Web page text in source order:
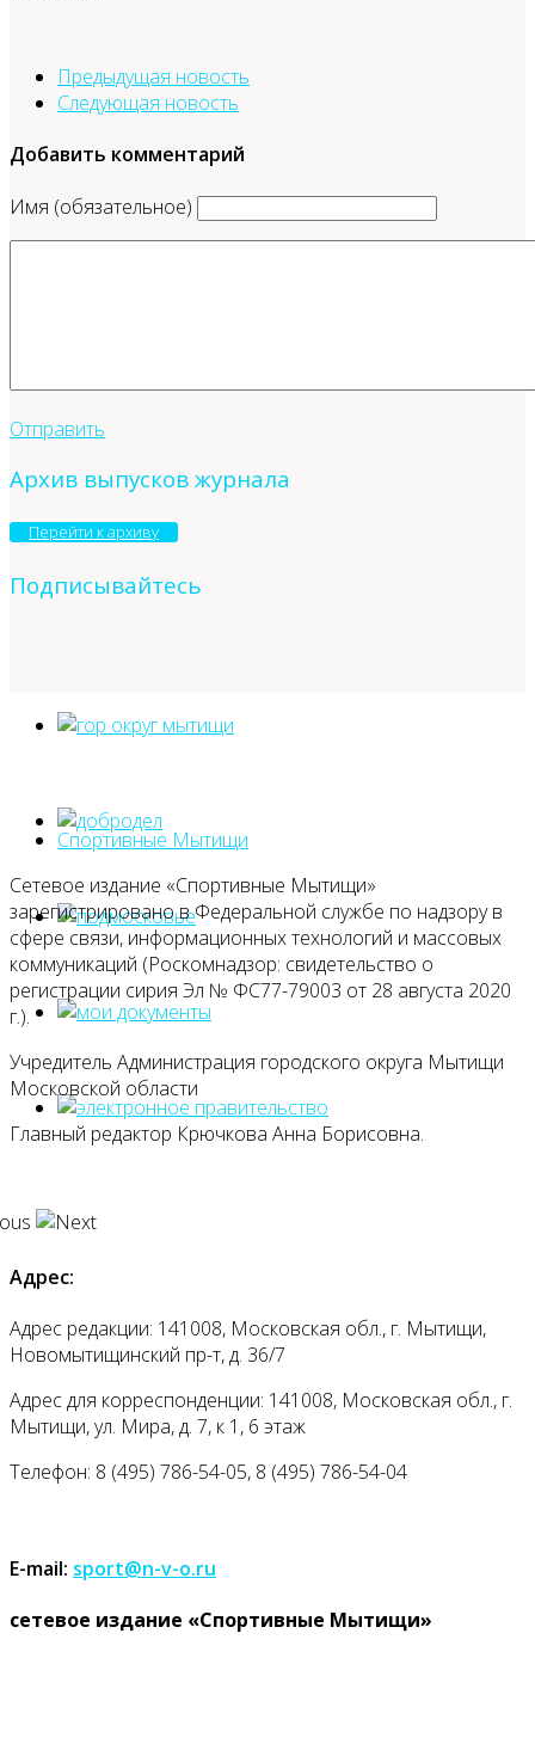
Предыдущая новость
Следующая новость
Добавить комментарий
Имя (обязательное)
Отправить
Архив выпусков журнала
Перейти к архиву
Подписывайтесь
Спортивные Мытищи
Сетевое издание «Спортивные Мытищи»
зарегистрировано в Федеральной службе по надзору в
сфере связи, информационных технологий и массовых
коммуникаций (Роскомнадзор: свидетельство о
регистрации сирия Эл № ФС77-79003 от 28 августа 2020
г.).
Учредитель Администрация городского округа Мытищи
Московской области
Главный редактор Крючкова Анна Борисовна.
Адрес:
Адрес редакции: 141008, Московская обл., г. Мытищи,
Новомытищинский пр-т, д. 36/7
Адрес для корреспонденции: 141008, Московская обл., г.
Мытищи, ул. Мира, д. 7, к 1, 6 этаж
Телефон: 8 (495) 786-54-05, 8 (495) 786-54-04
E-mail: sport@n-v-o.ru
cетевое издание «Спортивные Мытищи»